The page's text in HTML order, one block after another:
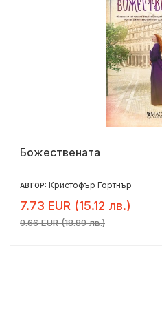
Божествената
АВТОР: Кристофър Гортнър
7.73 EUR (15.12 лв.)
9.66 EUR (18.89 лв.)